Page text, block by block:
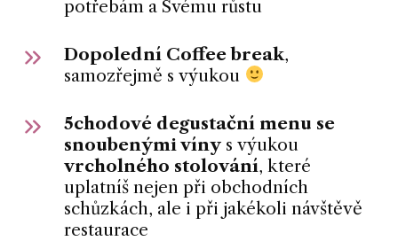
potřebám a Svému růstu
Dopolední Coffee break,
samozřejmě s výukou
5chodové degustační menu se
snoubenými víny s výukou
vrcholného stolování, které
uplatníš nejen při obchodních
schůzkách, ale i při jakékoli návštěvě
restaurace